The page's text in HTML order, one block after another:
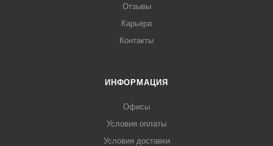
Отзывы
Карьера
Контакты
ИНФОРМАЦИЯ
Офисы
Условия оплаты
Условия доставки